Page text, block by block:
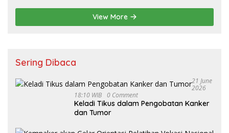
View More
Sering Dibaca
21 June
2026
18:10 WIB 0 Comment
Keladi Tikus dalam Pengobatan Kanker
dan Tumor